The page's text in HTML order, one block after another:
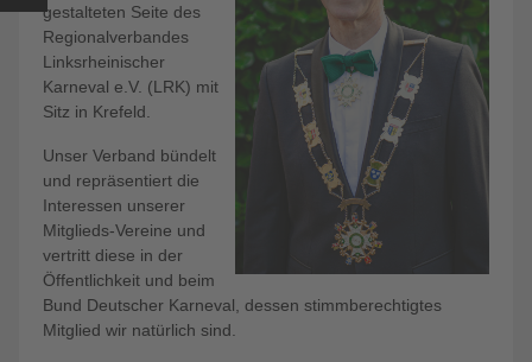
gestalteten Seite des
Regionalverbandes
Linksrheinischer
Karneval e.V. (LRK) mit
Sitz in Krefeld.
Unser Verband bündelt
und repräsentiert die
Interessen unserer
Mitglieds-Vereine und
vertritt diese in der
Öffentlichkeit und beim
Bund Deutscher Karneval, dessen stimmberechtigtes
Mitglied wir natürlich sind.